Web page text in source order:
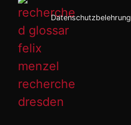
Datenschutzbelehrung